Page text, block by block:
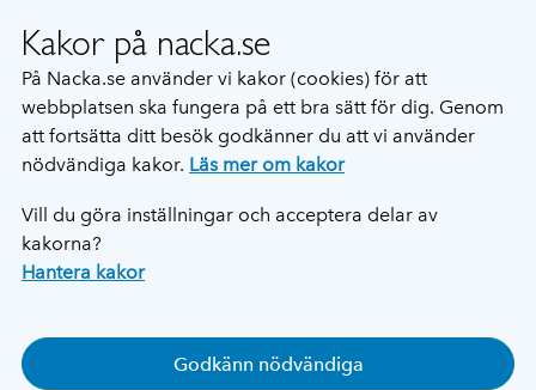
Kakor på nacka.se
På Nacka.se använder vi kakor (cookies) för att
webbplatsen ska fungera på ett bra sätt för dig. Genom
att fortsätta ditt besök godkänner du att vi använder
nödvändiga kakor. Läs mer om kakor
Vill du göra inställningar och acceptera delar av
kakorna?
Hantera kakor
Godkänn nödvändiga